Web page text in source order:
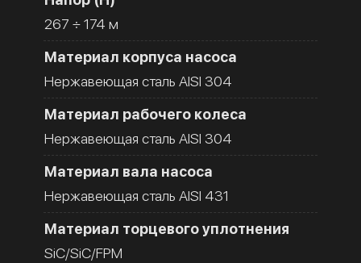
267 ÷ 174 м
Материал корпуса насоса
Нержавеющая сталь AISI 304
Материал рабочего колеса
Нержавеющая сталь AISI 304
Материал вала насоса
Нержавеющая сталь AISI 431
Материал торцевого уплотнения
SiC/SiC/FPM